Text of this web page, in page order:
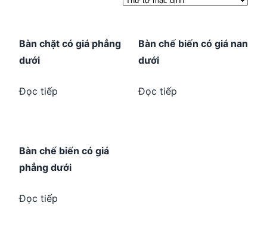
Bàn chặt có giá phẳng
dưới
Đọc tiếp
Bàn chế biến có giá nan
dưới
Đọc tiếp
Bàn chế biến có giá
phẳng dưới
Đọc tiếp